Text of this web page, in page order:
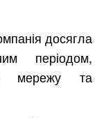
досягла
періодом,
мережу та